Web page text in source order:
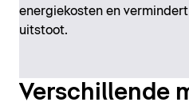
energiekosten en
uitstoot.
Verschillende